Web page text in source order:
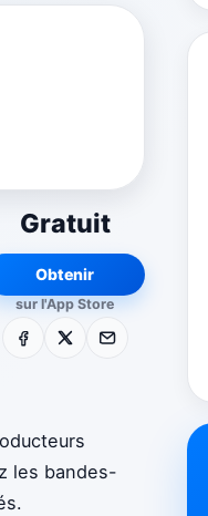
Gratuit
Obtenir
sur l'App Store
Facebook E-mail
les bandes-